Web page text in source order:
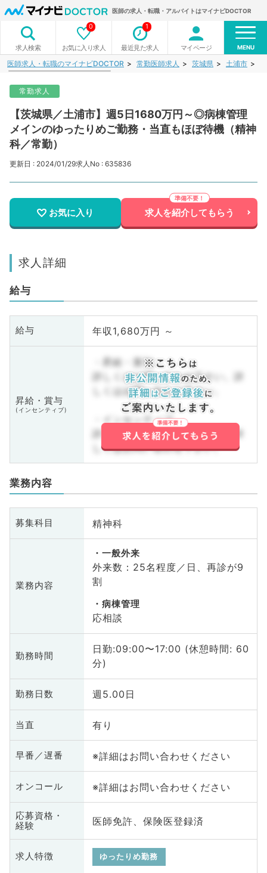
医師の求人・転職・アルバイトはマイナビDOCTOR
求人検索 お気に入り求人
0
最近見た求人
1
マイページ MENU
医師求人・転職のマイナビDOCTOR 常勤医師求人 茨城県 土浦市
常勤求人
【茨城県／土浦市】週5日1680万円～◎病棟管理
メインのゆったりめご勤務・当直もほぼ待機（精神
科／常勤）
更新日 : 2024/01/29求人No : 635836
お気に入り 求人を紹介してもらう
求人詳細
給与
給与 年収1,680万円 ～
昇給・賞与
(インセンティブ)
・昇給・賞与
詳しくはお問い合わせ下さい。詳
しくはお問い合わせ下さい。
・インセンティブ
詳しくはお問い合わせ下さい。詳
しくはお問い合わせ下さい。
業務内容
募集科目 精神科
業務内容
一般外来
外来数：25名程度／日、再診が9
割
病棟管理
応相談
勤務時間
日勤:09:00〜17:00 (休憩時間: 60
分)
勤務日数 週5.00日
当直 有り
早番／遅番 ※詳細はお問い合わせください
オンコール ※詳細はお問い合わせください
応募資格・
経験
医師免許、保険医登録済
求人特徴 ゆったりめ勤務